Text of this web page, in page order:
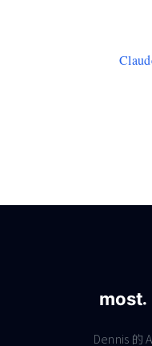
Dennis 的